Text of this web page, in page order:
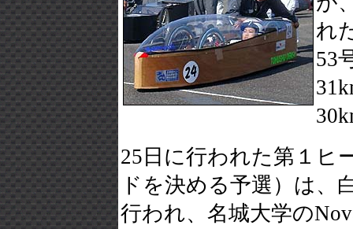
れ
53
25日に行われた第１ヒ
ドを決める予選）は、
行われ、名城大学の